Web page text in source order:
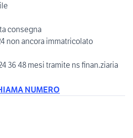
consegna
non ancora immatricolato
36 48 mesi tramite ns finan.ziaria
NUMERO